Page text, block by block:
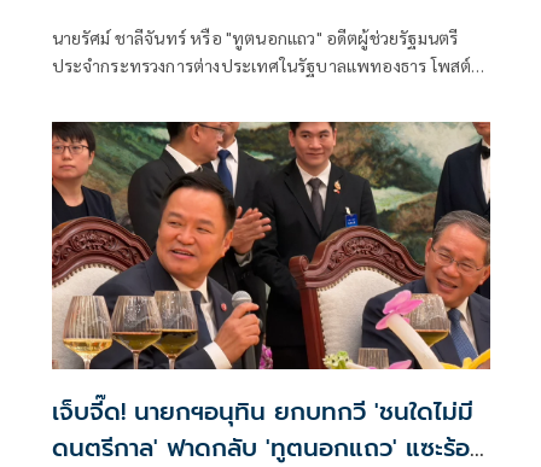
นายรัศม์ ชาลีจันทร์ หรือ "ทูตนอกแถว" อดีตผู้ช่วยรัฐมนตรี
ประจำกระทรวงการต่างประเทศในรัฐบาลแพทองธาร โพสต์
ไม่ได้อะไร ไม่เป็นอะไรอย่างที่ว่า
เจ็บจี๊ด! นายกฯอนุทิน ยกบทกวี 'ชนใดไม่มี
ดนตรีกาล' ฟาดกลับ 'ทูตนอกแถว' แซะร้อง